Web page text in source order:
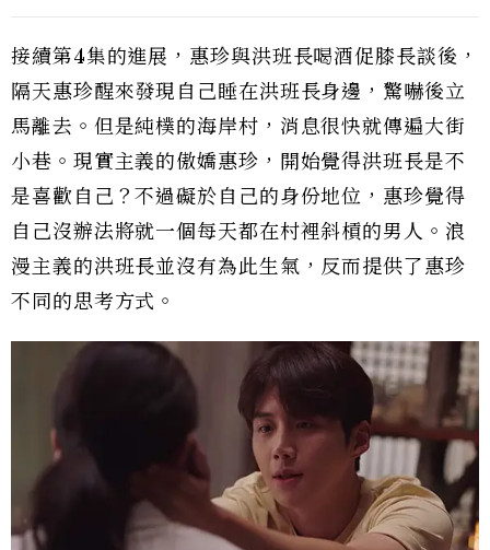
接續第4集的進展，惠珍與洪班長喝酒促膝長談後，
隔天惠珍醒來發現自己睡在洪班長身邊，驚嚇後立
馬離去。但是純樸的海岸村，消息很快就傳遍大街
小巷。現實主義的傲嬌惠珍，開始覺得洪班長是不
是喜歡自己？不過礙於自己的身份地位，惠珍覺得
自己沒辦法將就一個每天都在村裡斜槓的男人。浪
漫主義的洪班長並沒有為此生氣，反而提供了惠珍
不同的思考方式。